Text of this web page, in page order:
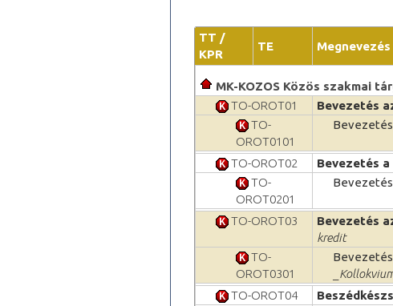
TT /
KPR
TE Megnevezés
MK-KOZOS Közös szakmai
TO-OROT01
Bevezetés
TO-
OROT0101
TO-OROT02 Bevezetés
TO-
OROT0201
TO-OROT03 Bevezetés
kredit
TO-
OROT0301
TO-OROT04